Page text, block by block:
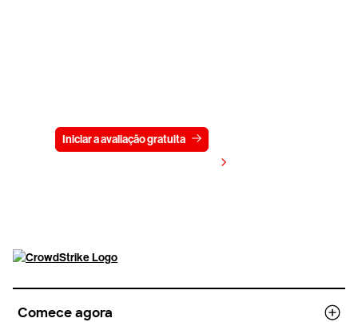
Iniciar a avaliação gratuita
Comece agora